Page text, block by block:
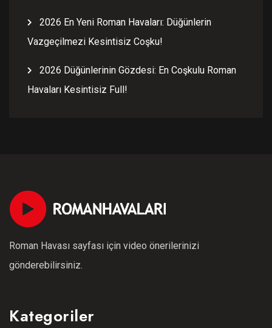
2026 En Yeni Roman Havaları: Düğünlerin
Vazgeçilmezi Kesintisiz Coşku!
2026 Düğünlerinin Gözdesi: En Coşkulu Roman
Havaları Kesintisiz Full!
Roman Havası sayfası için video önerilerinizi
gönderebilirsiniz.
Kategoriler